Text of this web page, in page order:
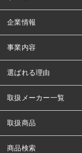
企業情報
事業内容
選ばれる理由
取扱メーカー一覧
取扱商品
商品検索